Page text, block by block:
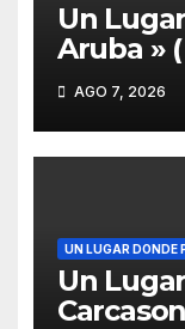
Un
Aruba »
de los
AGO 7, 2026
UN LUGAR DONDE
Un